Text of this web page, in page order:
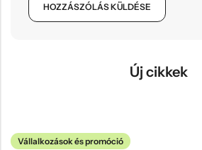
Új cikkek
Vállalkozások és promóció